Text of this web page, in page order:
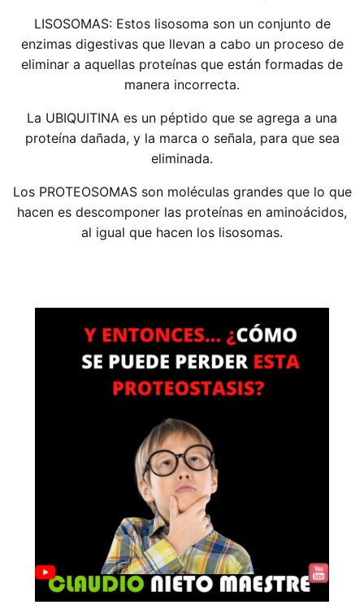
LISOSOMAS: Estos lisosoma son un conjunto de
enzimas digestivas que llevan a cabo un proceso de
eliminar a aquellas proteínas que están formadas de
manera incorrecta.
La UBIQUITINA es un péptido que se agrega a una
proteína dañada, y la marca o señala, para que sea
eliminada.
Los PROTEOSOMAS son moléculas grandes que lo que
hacen es descomponer las proteínas en aminoácidos,
al igual que hacen los lisosomas.